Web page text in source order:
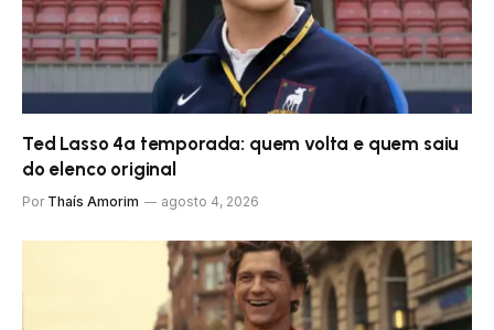
Ted Lasso 4ª temporada: quem volta e quem saiu
do elenco original
Por Thaís Amorim agosto 4, 2026